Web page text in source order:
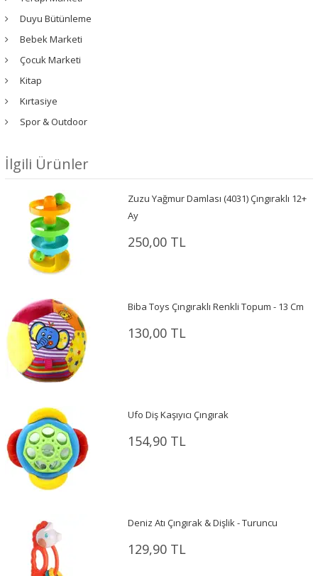
Duyu Bütünleme
Bebek Marketi
Çocuk Marketi
Kitap
Kırtasiye
Spor & Outdoor
İlgili Ürünler
Zuzu Yağmur Damlası (4031) Çıngıraklı 12+
Ay
250,00 TL
Biba Toys Çıngıraklı Renkli Topum - 13 Cm
130,00 TL
Ufo Diş Kaşıyıcı Çıngırak
154,90 TL
Deniz Atı Çıngırak & Dişlik - Turuncu
129,90 TL